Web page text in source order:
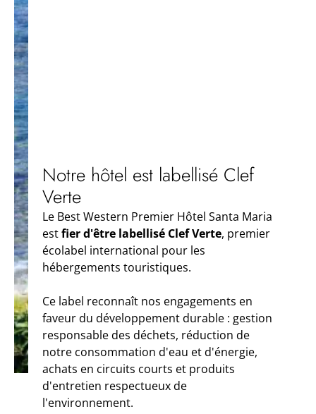
Notre hôtel est labellisé Clef
Verte
Le Best Western Premier Hôtel Santa Maria
estfier d'être labellisé Clef Verte, premier
écolabel international pour les
hébergements touristiques.
Ce label reconnaît nos engagements en
faveur du développement durable : gestion
responsable des déchets, réduction de
notre consommation d'eau et d'énergie,
achats en circuits courts et produits
d'entretien respectueux de
l'environnement.